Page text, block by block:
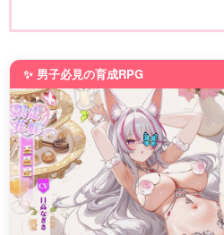
✨ 男子必見の育成RPG